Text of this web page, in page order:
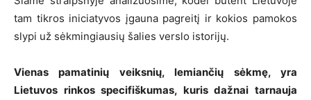
tam tikros iniciatyvos įgauna pagreitį ir kokios pamokos
slypi už sėkmingiausių šalies verslo istorijų.
Vienas pamatinių veiksnių, lemiančių sėkmę, yra
Lietuvos rinkos specifiškumas, kuris dažnai tarnauja